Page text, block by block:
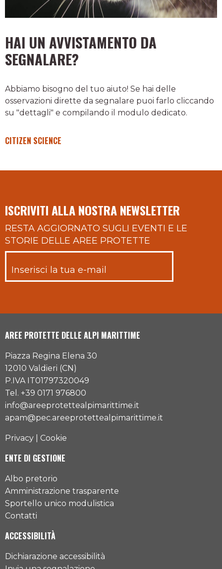
HAI UN AVVISTAMENTO DA
SEGNALARE?
Abbiamo bisogno del tuo aiuto! Se hai delle
osservazioni dirette da segnalare puoi farlo cliccando
su "dettagli" e compilando il modulo dedicato.
CITIZEN SCIENCE
ISCRIVITI ALLA NOSTRA NEWSLETTER
RESTA AGGIORNATO SUGLI EVENTI E LE
STORIE DELLE AREE PROTETTE
AREE PROTETTE DELLE ALPI MARITTIME
Piazza Regina Elena 30
12010 Valdieri (CN)
P.IVA IT01797320049
Tel. +39 0171 976800
info@areeprotettealpimarittime.it
apam@pec.areeprotettealpimarittime.it
Privacy Cookie
ENTE DI GESTIONE
Albo pretorio
Amministrazione trasparente
Sportello unico modulistica
Contatti
ACCESSIBILITÀ
Dichiarazione accessibilità